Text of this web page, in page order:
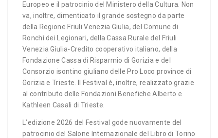
Europeo e il patrocinio del Ministero della Cultura. Non
va, inoltre, dimenticato il grande sostegno da parte
della Regione Friuli Venezia Giulia, del Comune di
Ronchi dei Legionari, della Cassa Rurale del Friuli
Venezia Giulia-Credito cooperativo italiano, della
Fondazione Cassa di Risparmio di Gorizia e del
Consorzio isontino giuliano delle Pro Loco province di
Gorizia e Trieste. Il Festival è, inoltre, realizzato grazie
al contributo delle Fondazioni Benefiche Alberto e
Kathleen Casali di Trieste.
L’edizione 2026 del Festival gode nuovamente del
patrocinio del Salone Internazionale del Libro di Torino